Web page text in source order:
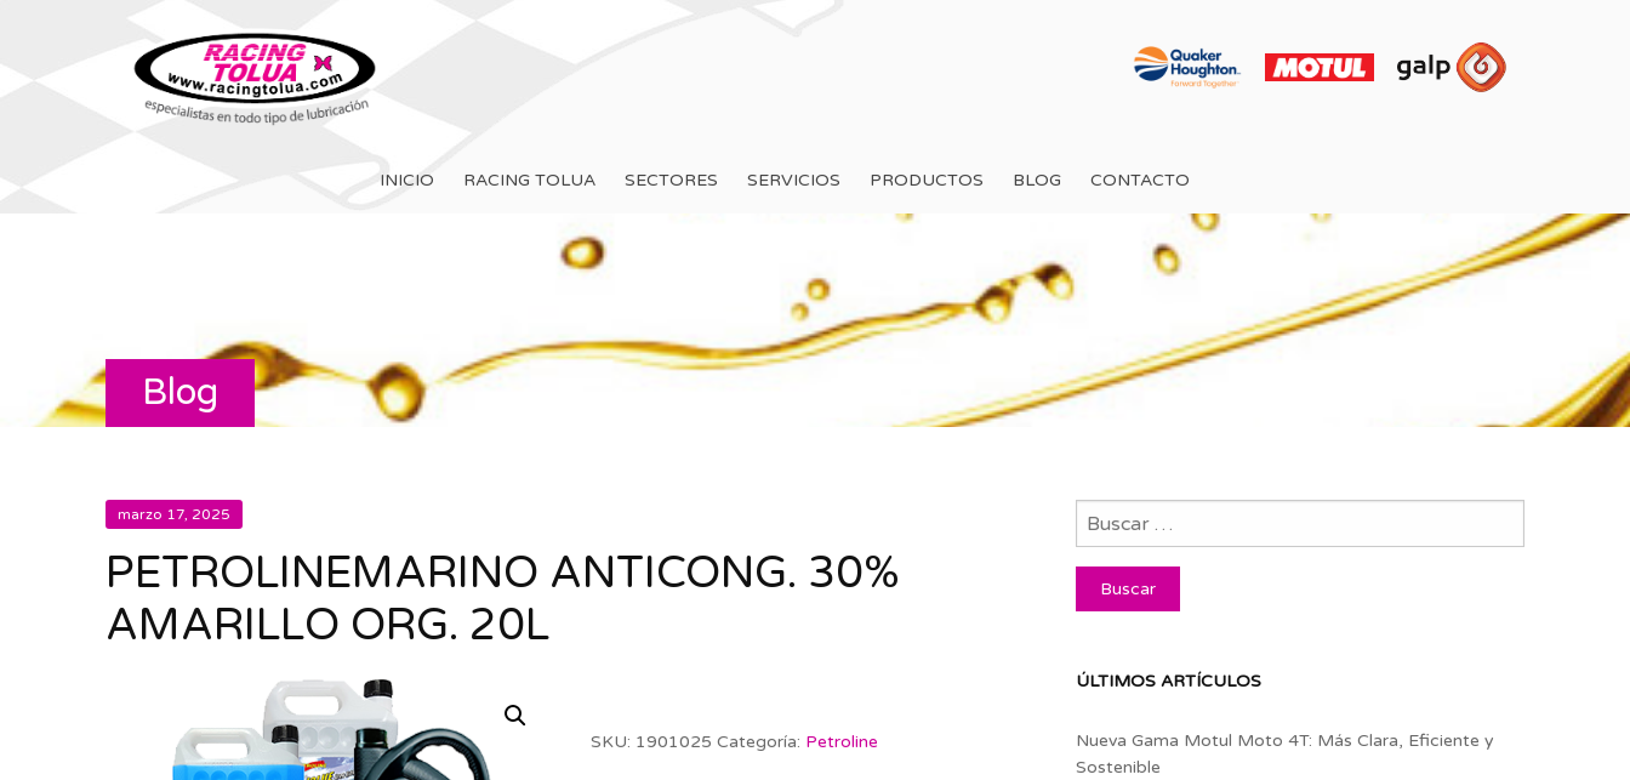
INICIO RACING TOLUA SECTORES SERVICIOS PRODUCTOS BLOG CONTACTO
Blog
marzo 17, 2025
PETROLINEMARINO ANTICONG. 30%
AMARILLO ORG. 20L
SKU: 1901025 Categoría: Petroline
ÚLTIMOS ARTÍCULOS
Nueva Gama Motul Moto 4T: Más Clara, Eficiente y
Sostenible